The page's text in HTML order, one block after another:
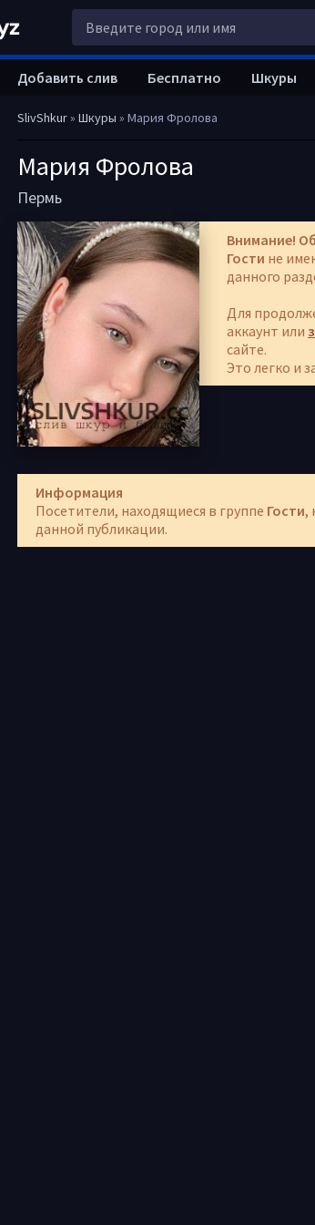
SlivShkur» Шкуры » Мария Фролова
Мария Фролова
Пермь
Внимание!
Гости не
данного
Для
аккаунт или
сайте.
Это легко и
Информация
Посетители, находящиеся в группе Гости,
данной публикации.
Добавить слив Бесплатно Шкуры